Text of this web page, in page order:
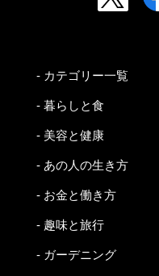
- カテゴリー一覧
- 暮らしと食
- 美容と健康
- あの人の生き方
- お金と働き方
- 趣味と旅行
- ガーデニング